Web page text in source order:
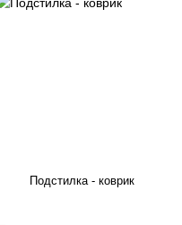
Подстилка - коврик